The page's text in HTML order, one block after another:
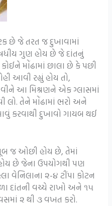
છે જે તરત જ દુખાવામાં
ગુણ હોય છે જે દાંતનું
મોંઢામાં છાલા છે કે પછી
આવી રહ્યું હોય તો,
આ મિશ્રણને એક ગ્લાસમાં
લો. તેને મોંઢામાં ભરો અને
કરવાથી દુખાવો ગાયબ થઈ
જ ઓછી હોય છે, તેમાં
છે જેના ઉપયોગથી પણ
વેનિલાના ૨-૪ ટીંપા કોટન
દાંતની વચ્ચે રાખો અને ૧૫
૨ થી ૩ વખત કરો.